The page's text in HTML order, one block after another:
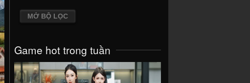
MỞ BỘ LỌC
Game hot trong tuần